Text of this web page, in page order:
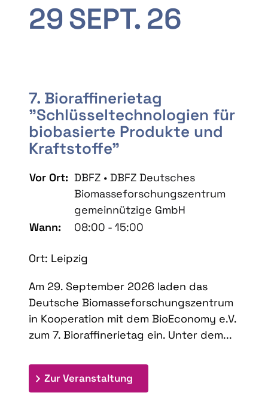
29SEPT. 26
7. Bioraffinerietag
"Schlüsseltechnologien für
biobasierte Produkte und
Kraftstoffe"
Vor Ort: DBFZ • DBFZ Deutsches
Biomasseforschungszentrum
gemeinnützige GmbH
Wann:
08:00 - 15:00
Ort: Leipzig
Am 29. September 2026 laden das
Deutsche Biomasseforschungszentrum
in Kooperation mit dem BioEconomy e.V.
zum 7. Bioraffinerietag ein. Unter dem...
Zur Veranstaltung